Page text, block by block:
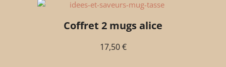
Coffret 2 mugs alice
17,50€